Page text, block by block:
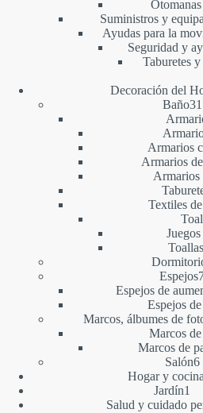
Suministros y
Ayudas para la
Seguridad y
Taburetes
Decoración del
Baño31
Armarios
Armarios
Armarios
Textiles
Espejos
Espejos de
Espejos
Marcos, álbumes de
Marcos
Marcos de
Salón66
Hogar y
Jardín1
Salud y cuidado